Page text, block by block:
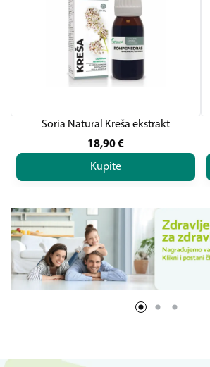
Soria Natural Kreša ekstrakt
18,90€
Kupite